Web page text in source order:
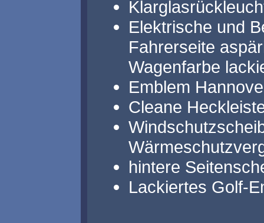
Elektrische und
Fahrerseite
Wagenfarbe
Emblem
Cleane
hintere
Lackiertes Golf-